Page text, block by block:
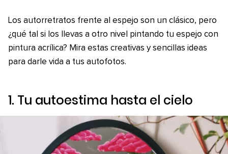
Los autorretratos frente al espejo son un clásico, pero
¿qué tal si los llevas a otro nivel pintando tu espejo con
pintura acrílica? Mira estas creativas y sencillas ideas
para darle vida a tus autofotos.
1. Tu autoestima hasta el cielo